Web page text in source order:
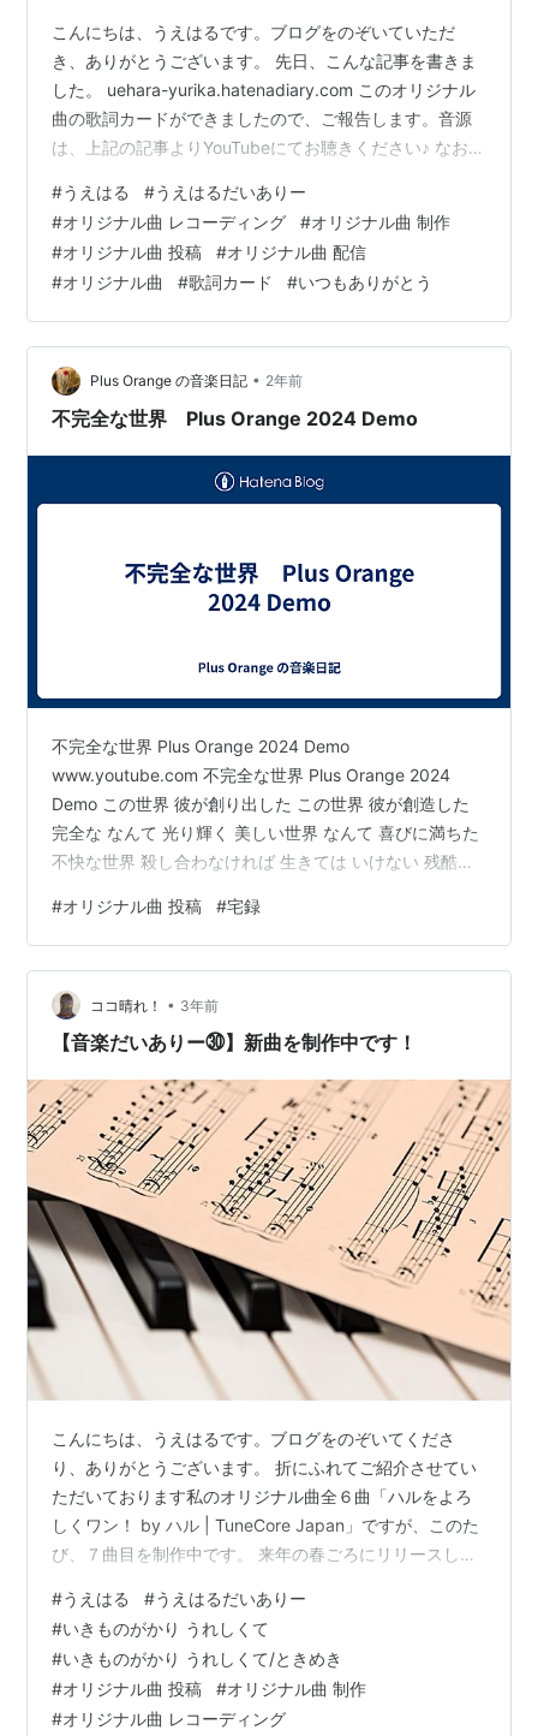
こんにちは、うえはるです。ブログをのぞいていただ
き、ありがとうございます。 先日、こんな記事を書きま
した。 uehara-yurika.hatenadiary.com このオリジナル
曲の歌詞カードができましたので、ご報告します。音源
は、上記の記事よりYouTubeにてお聴きください♪ なお、
す▽ linkco.re 本日もご覧いただき、ありがとうございま
した。皆さまにとって、また素敵な1週間が始まりますよ
うに^^ ☆★☆うえはる☆★☆
#うえはる #うえはるだいありー
#オリジナル曲 レコーディング #オリジナル曲 制作
#オリジナル曲 投稿 #オリジナル曲 配信
#オリジナル曲 #歌詞カード #いつもありがとう
Plus Orange の音楽日記 • 2年前
不完全な世界 Plus Orange 2024 Demo
不完全な世界 Plus Orange 2024 Demo
www.youtube.com 不完全な世界 Plus Orange 2024
Demo この世界 彼が創り出した この世界 彼が創造した
完全な なんて 光り輝く 美しい世界 なんて 喜びに満ちた
不快な世界 殺し合わなければ 生きては いけない 残酷な
理に 満ちあふれた世界 ソレを やらなければ 生命を 宿せ
ない 繋げない コミカルな世界 なんて 喜びと快楽に 満ち
た 魅惑の世界 なんて 浅ましく 深い 世界 破壊と再生を
繰り返すだけの 無意味な世界 なんて ドラマチックで…
#オリジナル曲 投稿 #宅録
ココ晴れ！ • 3年前
【音楽だいありー㉚】新曲を制作中です！
こんにちは、うえはるです。ブログをのぞいてくださ
り、ありがとうございます。 折にふれてご紹介させてい
ただいております私のオリジナル曲全６曲「ハルをよろ
しくワン！ by ハル | TuneCore Japan」ですが、このた
び、７曲目を制作中です。 来年の春ごろにリリースし
『ハルイロ』です。歌詞は自分で考えましたが、メロデ
ィは、いつもお世話になっているレコーディング・エン
ジニアさんに作成をお願いしています。大好きないきも
のがかりの楽曲からインスピレーションを受けたような
仕上がりになりそうですが、歌詞はノンフィクションで
#うえはる #うえはるだいありー
#いきものがかり うれしくて
#いきものがかり うれしくて/ときめき
#オリジナル曲 投稿 #オリジナル曲 制作
#オリジナル曲 レコーディング